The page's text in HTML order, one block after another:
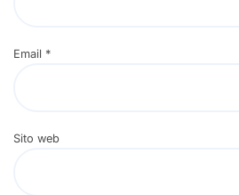
Email *
Sito web